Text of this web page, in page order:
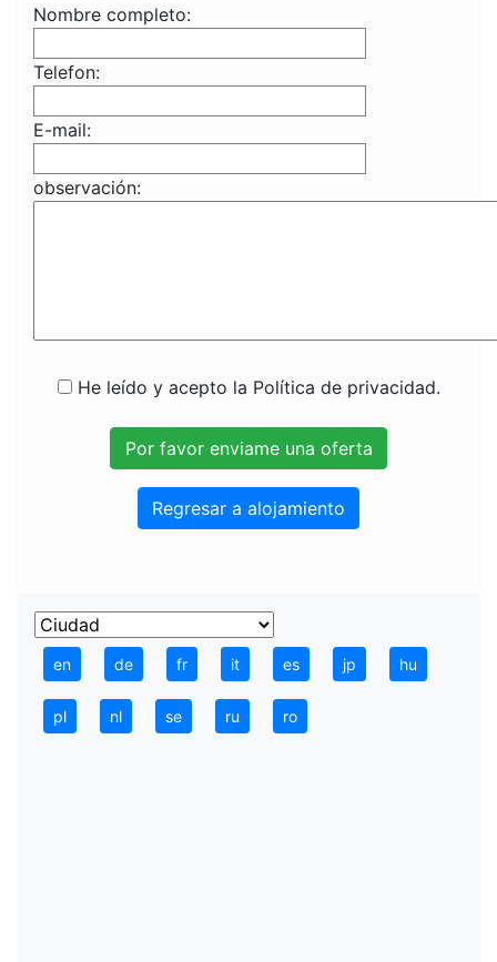
Nombre completo:
Telefon:
E-mail:
observación:
He leído y acepto la Política de privacidad.
Regresar a alojamiento
en de fr it es jp hu
pl nl se ru ro